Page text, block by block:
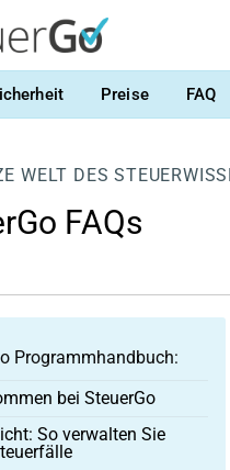
Preise FAQ
WELT DES
FAQs
Programmhandbuch:
bei SteuerGo
So verwalten Sie